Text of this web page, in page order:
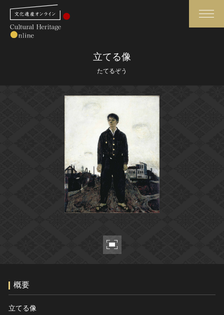
さらに詳細検索
世界遺産と無形文化遺産
全国の美術館・博物館
媒体資料・関連記事等
博物館、美術館の皆さまへ
文化庁よりご挨拶
今月のみどころ
お知らせ一覧
このサイトについて
サイトのご意見はこちら
立てる像
たてるぞう
概要
立てる像